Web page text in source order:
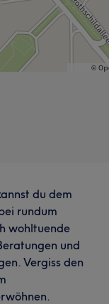
du dem
rundum
wohltuende
und
Vergiss den